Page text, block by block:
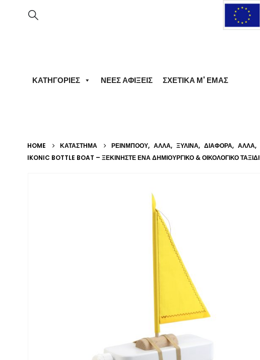
ΚΑΤΗΓΟΡΊΕΣ ΝΈΕΣ ΑΦΊΞΕΙΣ ΣΧΕΤΙΚΆ Μ' ΕΜΆΣ
HOME ΚΑΤΆΣΤΗΜΑ ΡΕΙΝΜΠΟΟΥ, ΆΛΛΑ, ΞΎΛΙΝΑ, ΔΙΆΦΟΡΑ, ΆΛΛΑ,
IKONIC BOTTLE BOAT – ΞΕΚΙΝΉΣΤΕ ΈΝΑ ΔΗΜΙΟΥΡΓΙΚΌ & ΟΙΚΟΛΟΓΙΚΌ